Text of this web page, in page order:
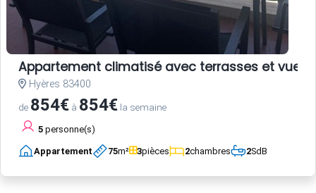
Appartement climatisé avec terrasses et vue
Hyères 83400
de 854€ à 854€ la semaine
5 personne(s)
Appartement 75m² 3pièces 2chambres 2SdB